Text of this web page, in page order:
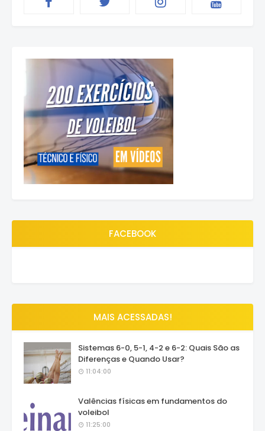
FACEBOOK
MAIS ACESSADAS!
Sistemas 6-0, 5-1, 4-2 e 6-2: Quais São as
Diferenças e Quando Usar?
11:04:00
Valências físicas em fundamentos do
voleibol
11:25:00